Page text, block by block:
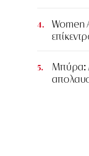
Women
Μπύρα: